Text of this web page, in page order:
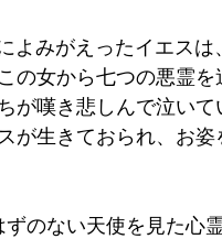
よみがえったイエス
の女から七つの悪霊を
が嘆き悲しんで泣いて
が生きておられ、お姿
のない天使を見た心霊